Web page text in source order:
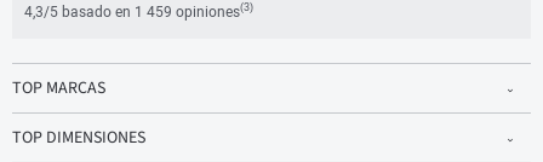
4,3/5 basado en 1 459 opiniones(3)
TOP MARCAS
TOP DIMENSIONES